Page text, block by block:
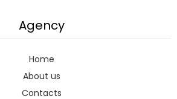
Agency
Home
About us
Contacts